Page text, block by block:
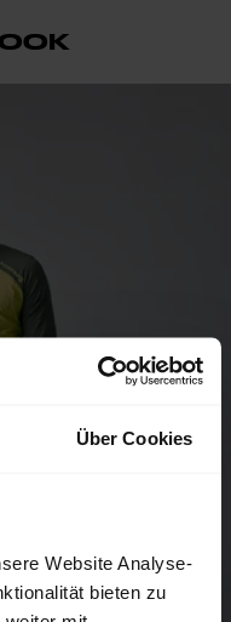
Über Cookies
Website Analyse-
bieten zu